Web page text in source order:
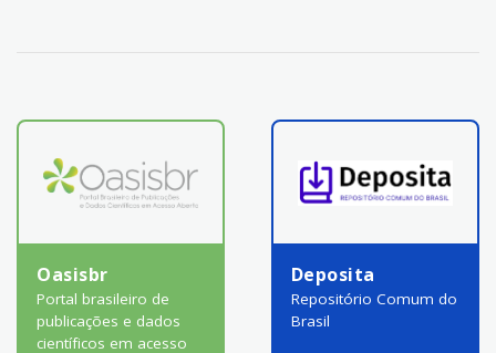
Oasisbr
Portal brasileiro de
publicações e dados
científicos em acesso
Deposita
Repositório Comum do
Brasil